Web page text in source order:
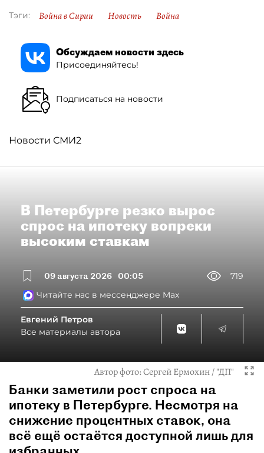
Тэги: Война в Сирии Новость Война
Обсуждаем новости здесь
Присоединяйтесь!
Подписаться на новости
Новости СМИ2
В Петербурге резко вырос
спрос на ипотеку вопреки
высоким ставкам
09 августа 2026 00:05
719
Читайте нас в мессенджере Max
Евгений Петров
Все материалы автора
Автор фото:Сергей Ермохин / "ДП"
Банки заметили рост спроса на
ипотеку в Петербурге. Несмотря на
снижение процентных ставок, она
всё ещё остаётся доступной лишь для